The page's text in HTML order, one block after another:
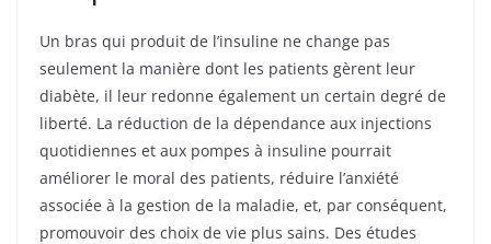
Un bras qui produit de l’insuline ne change pas
seulement la manière dont les patients gèrent leur
diabète, il leur redonne également un certain degré de
liberté. La réduction de la dépendance aux injections
quotidiennes et aux pompes à insuline pourrait
améliorer le moral des patients, réduire l’anxiété
associée à la gestion de la maladie, et, par conséquent,
promouvoir des choix de vie plus sains. Des études